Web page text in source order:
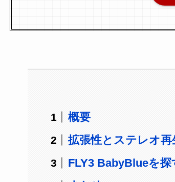
概要
拡張性とステレオ再
FLY3 BabyBlueを探